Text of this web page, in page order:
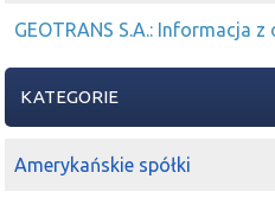
GEOTRANS S.A.: Informacja
KATEGORIE
Amerykańskie spółki